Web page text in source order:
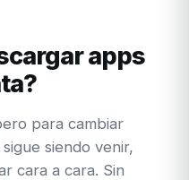
apps
para cambiar
siendo venir,
cara a cara. Sin